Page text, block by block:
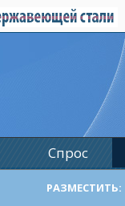
Спрос
РАЗМЕСТИТЬ: